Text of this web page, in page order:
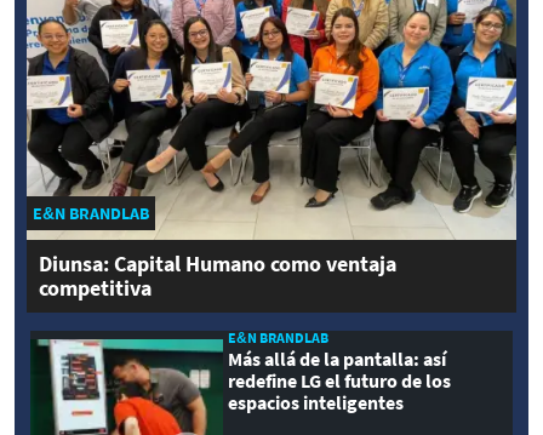
E&N BRANDLAB
Diunsa: Capital Humano como ventaja
competitiva
E&N BRANDLAB
Más allá de la pantalla: así
redefine LG el futuro de los
espacios inteligentes